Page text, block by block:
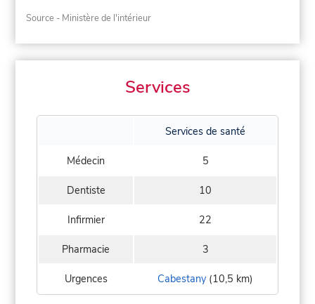
Source - Ministère de l'intérieur
Services
Services de santé
Médecin 5
Dentiste 10
Infirmier 22
Pharmacie 3
Urgences Cabestany (10,5 km)